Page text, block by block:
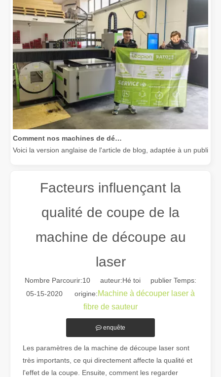
Voici la version anglaise de l'article de blog, adaptée à un public
Guide 2026 : Comment les machines de découpe de tubes au laser à fibre révolutionnent la fabrication de tuyaux
Guide 2026 : Comment les machines de découpe de tubes au
Facteurs influençant la
qualité de coupe de la
machine de découpe au
laser
Nombre Parcourir:10 auteur:Hé toi publier Temps:
05-15-2020 origine:Machine à découper laser à
fibre de sauteur
enquête
Les paramètres de la machine de découpe laser sont
très importants, ce qui directement affecte la qualité et
l'effet de la coupe. Ensuite, comment les regarder